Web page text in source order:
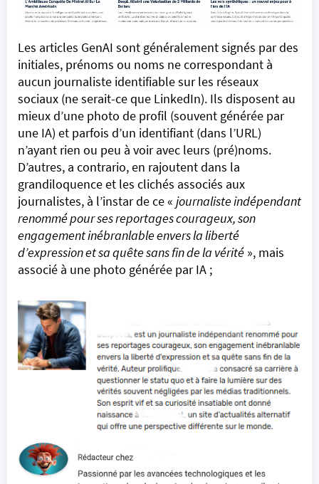
Les articles GenAI sont généralement signés par des
initiales, prénoms ou noms ne correspondant à
aucun journaliste identifiable sur les réseaux
sociaux (ne serait-ce que LinkedIn). Ils disposent au
mieux d’une photo de profil (souvent générée par
une IA) et parfois d’un identifiant (dans l’URL)
n’ayant rien ou peu à voir avec leurs (pré)noms.
D’autres, a contrario, en rajoutent dans la
grandiloquence et les clichés associés aux
journalistes, à l’instar de ce « journaliste indépendant
renommé pour ses reportages courageux, son
engagement inébranlable envers la liberté
d’expression et sa quête sans fin de la vérité », mais
associé à une photo générée par IA ;